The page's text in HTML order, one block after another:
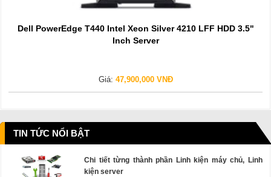
Dell PowerEdge T440 Intel Xeon Silver 4210 LFF HDD 3.5"
Inch Server
Giá: 47,900,000 VNĐ
TIN TỨC NỔI BẬT
Chi tiết từng thành phần Linh kiện máy chủ, Linh
kiện server